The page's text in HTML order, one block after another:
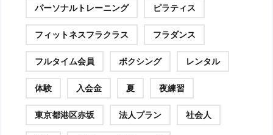
パーソナルトレーニング ピラティス
フィットネスフラクラス フラダンス
フルタイム会員 ボクシング レンタル
体験 入会金 夏 夜練習
東京都港区赤坂 法人プラン 社会人